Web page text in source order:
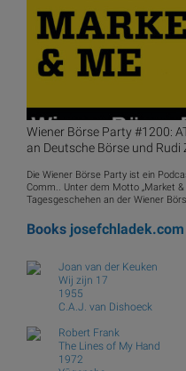
Wiener Börse Party #1200:
an Deutsche Börse und
Die Wiener Börse Party ist ein
Comm.. Unter dem Motto „Market
Tagesgeschehen an der Wiener
Books josefchladek.com
Joan van der Keuken
Wij zijn 17
1955
C.A.J. van Dishoeck
Robert Frank
The Lines of My Hand
1972